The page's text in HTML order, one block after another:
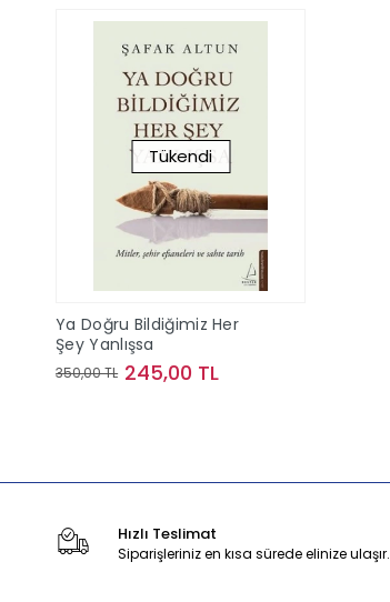
Tükendi
Ya Doğru Bildiğimiz Her
Şey Yanlışsa
350,00 TL 245,00 TL
Hızlı Teslimat
Siparişleriniz en kısa sürede elinize ulaşır.